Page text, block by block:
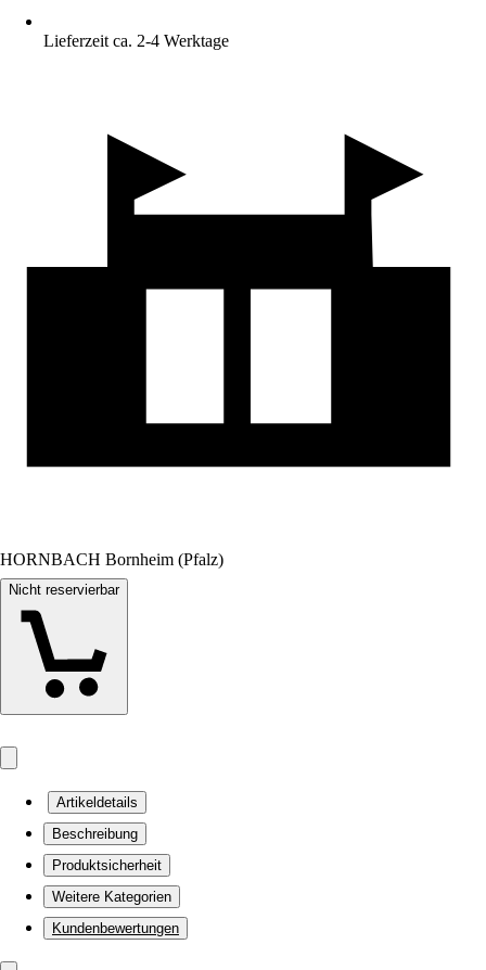
Lieferzeit ca. 2-4 Werktage
HORNBACH Bornheim (Pfalz)
Nicht reservierbar
Artikeldetails
Beschreibung
Produktsicherheit
Weitere Kategorien
Kundenbewertungen